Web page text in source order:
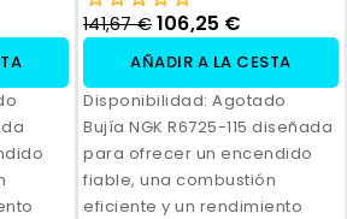
141,67 € 106,25 €
AÑADIR A LA CESTA
Disponibilidad:Agotado
Bujía NGK R6725-115 diseñada
para ofrecer un encendido
fiable, una combustión
eficiente y un rendimiento